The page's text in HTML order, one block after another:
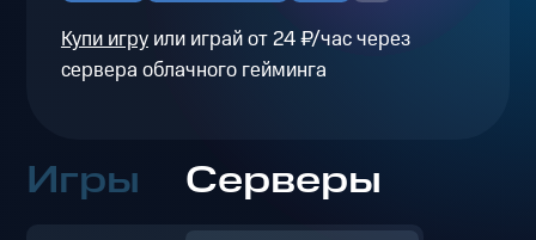
Купи игруили играй от 24 ₽/час через
сервера облачного гейминга
Игры Серверы